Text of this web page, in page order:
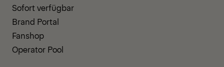
Sofort verfügbar
Brand Portal
Fanshop
Operator Pool